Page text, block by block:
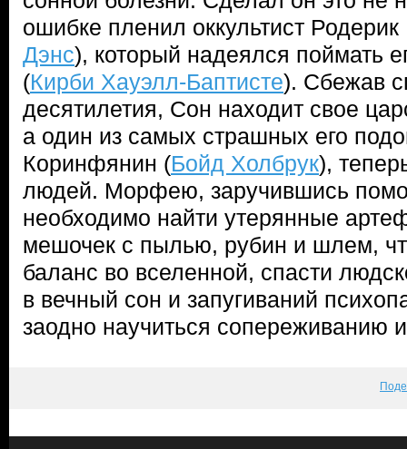
ошибке пленил оккультист
Дэнс), который надеялся поймать
(Кирби Хауэлл-Баптисте). Сбежав
десятилетия, Сон находит свое
а один из самых страшных его
Коринфянин (Бойд Холбрук),
людей. Морфею, заручившись
необходимо найти утерянные
мешочек с пылью, рубин и шлем,
баланс во вселенной, спасти
в вечный сон и запугиваний
заодно научиться сопереживанию